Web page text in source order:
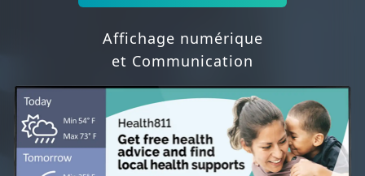
Affichage numérique
et Communication